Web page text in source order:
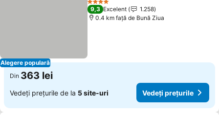
Alegere populară
4 Stele
9,3 Excelent
1.258
0.4 km faţă de Bună Ziua
Din 363 lei
Vedeți prețurile de la 5 site-uri Vedeți prețurile